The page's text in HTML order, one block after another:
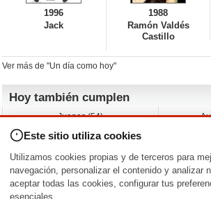
1996
Jack
1988
Ramón Valdés
Castillo
Ver más de "Un día como hoy"
Hoy también cumplen
Juanes (54)
Jessica Capshaw (50)
Sam Elliott (82)
Jarvis Hayes (45)
Nacimientos y estrenos en la fecha
Este sitio utiliza cookies
Utilizamos cookies propias y de terceros para
navegación, personalizar el contenido y analizar
aceptar todas las cookies, configurar tus
esenciales.